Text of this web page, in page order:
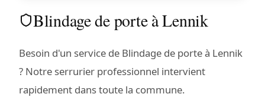
Blindage de porte à Lennik
Besoin d'un service de Blindage de porte à Lennik
? Notre serrurier professionnel intervient
rapidement dans toute la commune.